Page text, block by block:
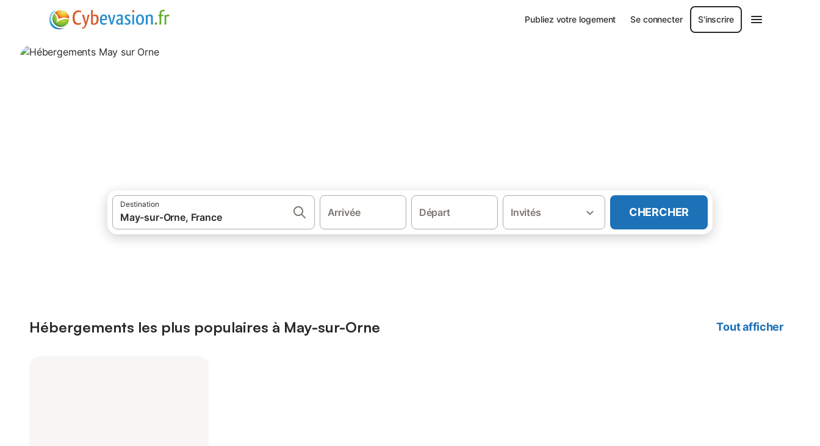
Publiez votre logement Se connecter S'inscrire
Destination
Arrivée Départ Invités CHERCHER
Hébergements les plus populaires à May-sur-Orne Tout afficher